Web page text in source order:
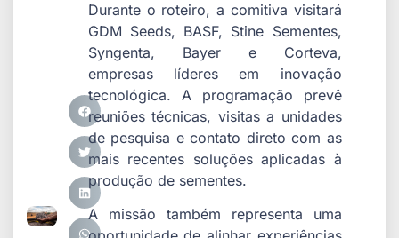
Durante o roteiro, a comitiva visitará
GDM Seeds, BASF, Stine Sementes,
Syngenta, Bayer e Corteva,
empresas líderes em inovação
tecnológica. A programação prevê
reuniões técnicas, visitas a unidades
de pesquisa e contato direto com as
mais recentes soluções aplicadas à
produção de sementes.
A missão também representa uma